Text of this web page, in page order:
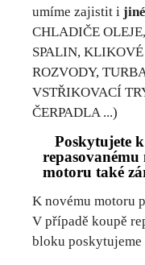
umíme zajistit i
CHLADIČE
SPALIN, KLIKOVÉ
ROZVODY,
VSTŘIKOVACÍ
ČERPADLA ...)
Poskytujete
motoru také
K novému motoru
V případě koupě
bloku poskytujeme